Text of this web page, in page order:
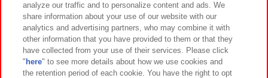
イベント・キャンペーン
関連会社 サステナビリティ サイトポリシー
analyze our traffic and to personalize content and ads. We
share information about your use of our website with our
analytics and advertising partners, who may combine it with
other information that you have provided to them or that they
have collected from your use of their services. Please click
" here" to see more details about how we use cookies and
the retention period of each cookie. You have the right to opt